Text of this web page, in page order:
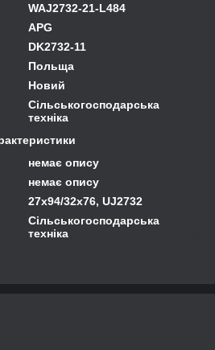
WAJ2732-21-L484
APG
DK2732-11
Польща
Новий
Сільськогосподарська
техніка
немає опису
немає опису
27x94/32x76, UJ2732
Сільськогосподарська
техніка